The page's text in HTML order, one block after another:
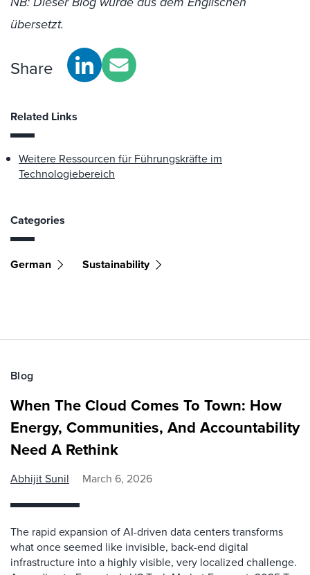
übersetzt.
Share
Related Links
Weitere Ressourcen für Führungskräfte im
Technologiebereich
Categories
German Sustainability
Blog
When The Cloud Comes To Town: How
Energy, Communities, And Accountability
Need A Rethink
Abhijit Sunil March 6, 2026
The rapid expansion of AI-driven data centers transforms
what once seemed like invisible, back-end digital
infrastructure into a highly visible, very localized challenge.